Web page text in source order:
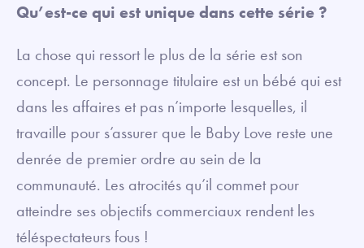
Qu’est-ce qui est unique dans cette série ?
La chose qui ressort le plus de la série est son
concept. Le personnage titulaire est un bébé qui est
dans les affaires et pas n’importe lesquelles, il
travaille pour s’assurer que le Baby Love reste une
denrée de premier ordre au sein de la
communauté. Les atrocités qu’il commet pour
atteindre ses objectifs commerciaux rendent les
téléspectateurs fous !